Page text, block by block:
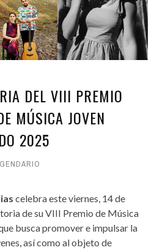
DEL VIII PREMIO
MÚSICA JOVEN
2025
celebra este viernes, 14 de
de su VIII Premio de Música
busca promover e impulsar la
así como al objeto de